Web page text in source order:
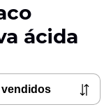
ácida